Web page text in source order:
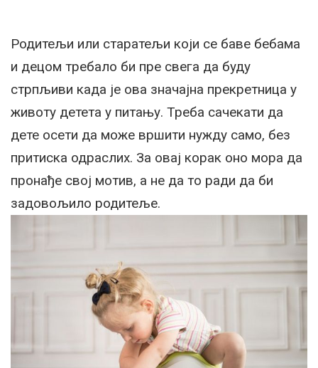
Родитељи или старатељи који се баве бебама
и децом требало би пре свега да буду
стрпљиви када је ова значајна прекретница у
животу детета у питању. Треба сачекати да
дете осети да може вршити нужду само, без
притиска одраслих. За овај корак оно мора да
пронађе свој мотив, а не да то ради да би
задовољило родитеље.